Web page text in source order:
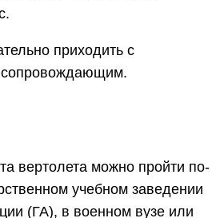
приходить с
сопровождающим.
вертолета можно пройти по-
учебном заведении
(ГА), в военном вузе или